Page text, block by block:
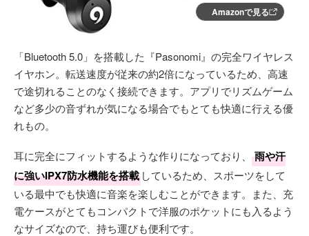
Amazonで見る
「Bluetooth 5.0」を搭載した『Pasonomi』の完全ワイヤレス
イヤホン。転送速度が従来の約2倍になっているため、高速
で途切れることのなく接続できます。アプリでリズムゲーム
など多少の音ずれが気になる場合でもとても快適に行える優
れもの。
耳に完全にフィットするような作りになっており、
雨や汗
に強いIPX7防水機能を搭載 しているため、スポーツをして
いる最中でも快適に音楽を楽しむことができます。また、充
電ケースがとてもコンパクトで洋服のポケットにも入るよう
なサイズなので、持ち運びも便利です。